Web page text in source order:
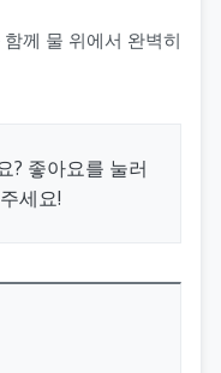
께 물 위에서 완벽히
? 좋아요를 눌러
세요!